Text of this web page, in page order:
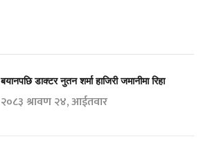
बयानपछि डाक्टर नुतन शर्मा हाजिरी जमानीमा रिहा
२०८३ श्रावण २४, आईतवार